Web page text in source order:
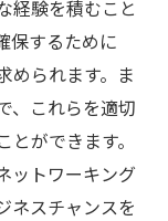
経験を積むこと
保するために
められます。ま
、これらを適切
ができます。
ットワーキング
ネスチャンスを